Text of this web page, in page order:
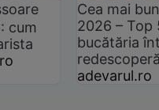
cum
Cea mai
2026 –
bucătăria
adevarul.ro